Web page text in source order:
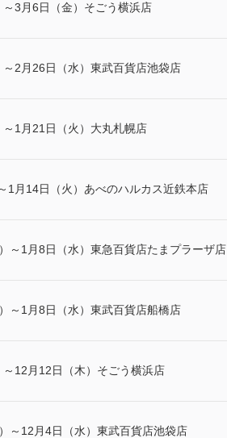
～3月6日（金）そごう横浜店
～2月26日（水）東武百貨店池袋店
～1月21日（火）大丸札幌店
1月14日（火）あべのハルカス近鉄本店
～1月8日（水）東急百貨店たまプラーザ店
～1月8日（水）東武百貨店船橋店
～12月12日（木）そごう横浜店
～12月4日（水）東武百貨店池袋店